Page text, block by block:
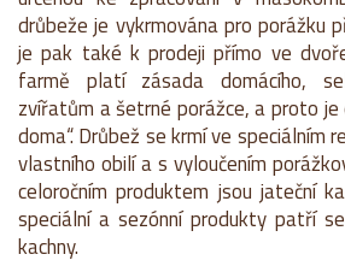
drůbeže je vykrmována pro porážku
je pak také k prodeji přímo ve
farmě platí zásada domácího,
zvířatům a šetrné porážce, a proto je
doma“. Drůbež se krmí ve speciálním
vlastního obilí a s vyloučením
celoročním produktem jsou jateční
speciální a sezónní produkty patří
kachny.